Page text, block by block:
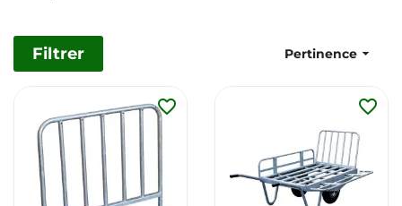
Filtrer Pertinence
favorite_border favorite_border